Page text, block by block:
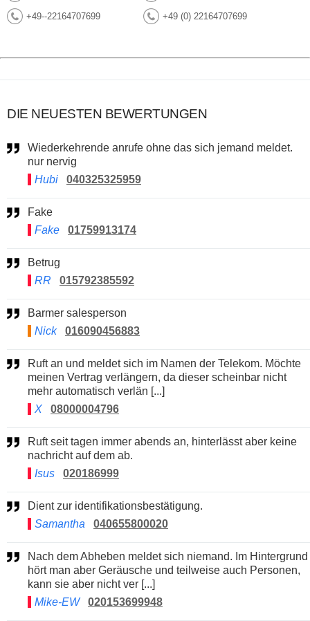
+49--22164707699 +49 (0) 22164707699
DIE NEUESTEN BEWERTUNGEN
Wiederkehrende anrufe ohne das sich jemand meldet.
nur nervig
Hubi
040325325959
Fake
Fake
01759913174
Betrug
RR
015792385592
Barmer salesperson
Nick
016090456883
Ruft an und meldet sich im Namen der Telekom. Möchte
meinen Vertrag verlängern, da dieser scheinbar nicht
mehr automatisch verlän [...]
X
08000004796
Ruft seit tagen immer abends an, hinterlässt aber keine
nachricht auf dem ab.
Isus
020186999
Dient zur identifikationsbestätigung.
Samantha
040655800020
Nach dem Abheben meldet sich niemand. Im Hintergrund
hört man aber Geräusche und teilweise auch Personen,
kann sie aber nicht ver [...]
Mike-EW
020153699948